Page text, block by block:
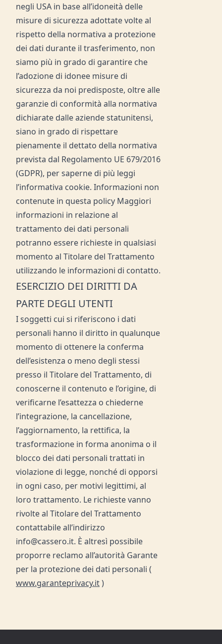
negli USA in base all’idoneità delle
misure di sicurezza adottate volte al
rispetto della normativa a protezione
dei dati durante il trasferimento, non
siamo più in grado di garantire che
l’adozione di idonee misure di
sicurezza da noi predisposte, oltre alle
garanzie di conformità alla normativa
dichiarate dalle aziende statunitensi,
siano in grado di rispettare
pienamente il dettato della normativa
prevista dal Regolamento UE 679/2016
(GDPR), per saperne di più leggi
l’informativa cookie. Informazioni non
contenute in questa policy Maggiori
informazioni in relazione al
trattamento dei dati personali
potranno essere richieste in qualsiasi
momento al Titolare del Trattamento
utilizzando le informazioni di contatto.
ESERCIZIO DEI DIRITTI DA
PARTE DEGLI UTENTI
I soggetti cui si riferiscono i dati
personali hanno il diritto in qualunque
momento di ottenere la conferma
dell’esistenza o meno degli stessi
presso il Titolare del Trattamento, di
conoscerne il contenuto e l’origine, di
verificarne l’esattezza o chiederne
l’integrazione, la cancellazione,
l’aggiornamento, la rettifica, la
trasformazione in forma anonima o il
blocco dei dati personali trattati in
violazione di legge, nonché di opporsi
in ogni caso, per motivi legittimi, al
loro trattamento. Le richieste vanno
rivolte al Titolare del Trattamento
contattabile all’indirizzo
info@cassero.it. È altresì possibile
proporre reclamo all’autorità Garante
per la protezione dei dati personali (
www.garanteprivacy.it)